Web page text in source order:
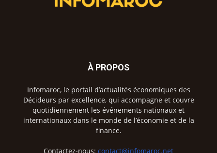
À PROPOS
Infomaroc, le portail d’actualités économiques des
Décideurs par excellence, qui accompagne et couvre
quotidiennement les événements nationaux et
internationaux dans le monde de l’économie et de la
finance.
Contactez-nous: contact@infomaroc.net